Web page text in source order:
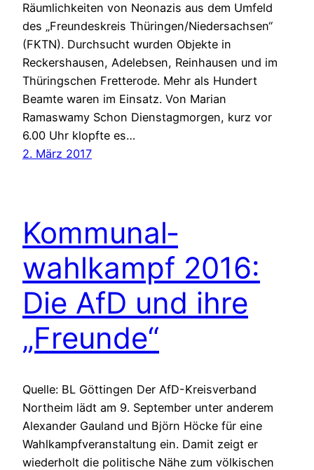
Räumlichkeiten von Neonazis aus dem Umfeld
des „Freundeskreis Thüringen/Niedersachsen“
(FKTN). Durchsucht wurden Objekte in
Reckershausen, Adelebsen, Reinhausen und im
Thüringschen Fretterode. Mehr als Hundert
Beamte waren im Einsatz. Von Marian
Ramaswamy Schon Dienstagmorgen, kurz vor
6.00 Uhr klopfte es…
2. März 2017
Kom­mu­nal­
wahlkampf 2016:
Die AfD und ihre
„Fre­unde“
Quelle: BL Göttingen Der AfD-​Kreisverband
Northeim lädt am 9. Sep­tem­ber unter anderem
Alexan­der Gauland und Björn Höcke für eine
Wahlkampfver­anstal­tung ein. Damit zeigt er
wieder­holt die poli­tis­che Nähe zum völkischen